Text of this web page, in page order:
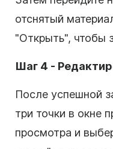
отснятый
"Открыть", чтобы
Шаг 4 -
После успешной
три точки в окне
просмотра и